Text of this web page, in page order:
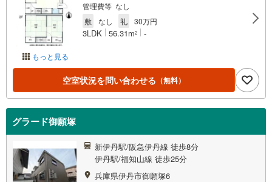
もっと見る
管理費等 なし
敷
なし 礼 30万円
3LDK 56.31m2 -
空室状況を問い合わせる （無料）
グラード御願塚
新伊丹駅/阪急伊丹線 徒歩8分
伊丹駅/福知山線 徒歩25分
兵庫県伊丹市御願塚6